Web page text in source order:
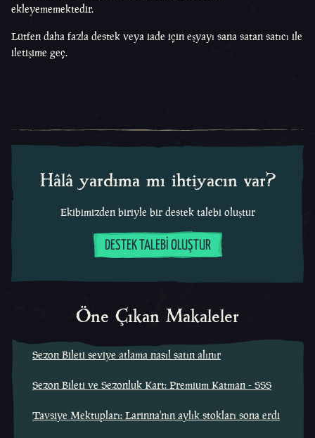
ekleyememektedir.
Lütfen daha fazla destek veya iade için eşyayı sana satan satıcı ile
iletişime geç.
Hâlâ yardıma mı ihtiyacın var?
Ekibimizden biriyle bir destek talebi oluştur
DESTEK TALEBI OLUŞTUR
Öne Çıkan Makaleler
Sezon Bileti seviye atlama nasıl satın alınır
Sezon Bileti ve Sezonluk Kart: Premium Katman - SSS
Tavsiye Mektupları: Larinna'nın aylık stokları sona erdi